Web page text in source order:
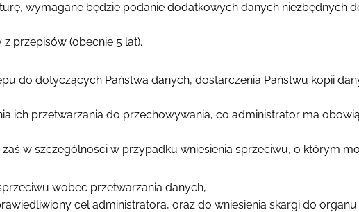
wymagane będzie podanie dodatkowych danych niezbędnych
przepisów (obecnie 5 lat).
do dotyczących Państwa danych, dostarczenia Państwu kopii
ich przetwarzania do przechowywania, co administrator ma
w szczególności w przypadku wniesienia sprzeciwu, o którym
wobec przetwarzania danych,
cel administratora, oraz do wniesienia skargi do